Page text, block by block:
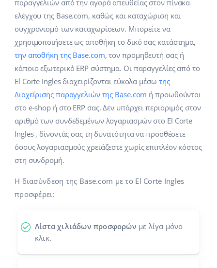
Διαχείριση αποστολών
Αυτοματοποίηση εγασιών
Base Connect
ΑΙ για e-commerce
Κλάδοι
Σπίτι & Κήπος
Παιδικά προϊόντα
Ηλεκτρονικά είδη
Ανταλλακτικά αυτοκινήτων
Σούπερμαρκετ
Υγεία & Ομορφιά
Μόδα
Βοήθεια
Base Academy
Υπηρεσίες
Υλοποιήσεις συστήματος
Έλεγχος λογαριασμού
Άλλα
Προγράμματα συνεργασίας
Επικοινωνία
english (US)
english (GB)
english (IN)
čeština
deutsch
Ελληνικά
español (AR)
español (MX)
polski
português (BR)
παραγγελιών από την αγορά απευθείας στον πίνακα
ελέγχου της Base.com, καθώς και καταχώριση και
συγχρονισμό των καταχωρίσεων. Μπορείτε να
χρησιμοποιήσετε ως αποθήκη το δικό σας κατάστημα,
την αποθήκη της Base.com, τον προμηθευτή σας ή
κάποιο εξωτερικό ERP σύστημα. Οι παραγγελίες από το
El Corte Ingles διαχειρίζονται εύκολα μέσω της
Διαχείρισης παραγγελιών της Base.com ή προωθούνται
στο e-shop ή στο ERP σας. Δεν υπάρχει περιοριμός στον
αριθμό των συνδεδεμένων λογαριασμών στο El Corte
Ingles , δίνοντάς σας τη δυνατότητα να προσθέσετε
όσους λογαριασμούς χρειάζεστε χωρίς επιπλέον κόστος
στη συνδρομή.
Η διασύνδεση της Base.com με το El Corte Ingles
προσφέρει:
Λίστα χιλιάδων προσφορών με λίγα μόνο
κλικ.